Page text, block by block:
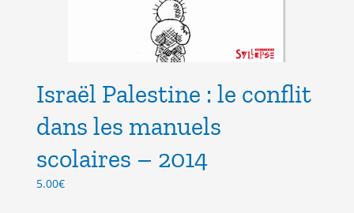
Israël Palestine : le conflit
dans les manuels
scolaires – 2014
5.00€